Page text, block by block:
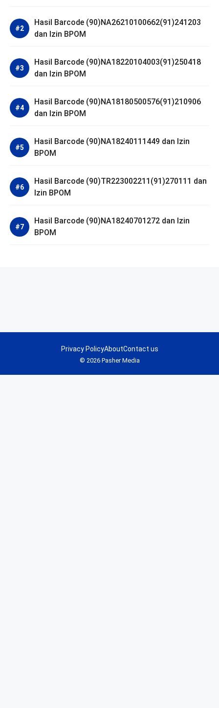
Hasil Barcode (90)NA26210100662(91)241203
dan Izin BPOM
Hasil Barcode (90)NA18220104003(91)250418
dan Izin BPOM
Hasil Barcode (90)NA18180500576(91)210906
dan Izin BPOM
Hasil Barcode (90)NA18240111449 dan Izin
BPOM
Hasil Barcode (90)TR223002211(91)270111 dan
Izin BPOM
Hasil Barcode (90)NA18240701272 dan Izin
BPOM
© 2026 Pasher Media
Privacy PolicyAboutContact us